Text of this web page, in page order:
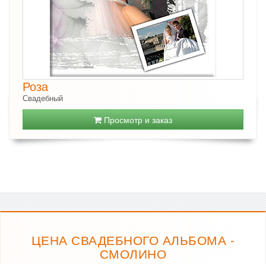
Роза
Свадебный
Просмотр и заказ
ЦЕНА СВАДЕБНОГО АЛЬБОМА -
СМОЛИНО